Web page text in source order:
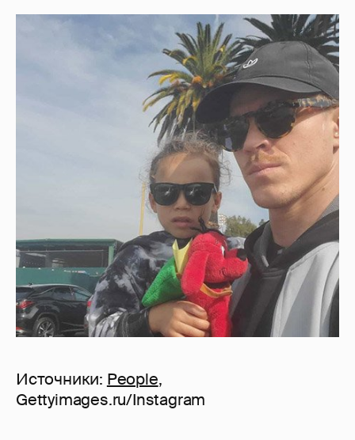
Источники: People,
Gettyimages.ru/Instagram